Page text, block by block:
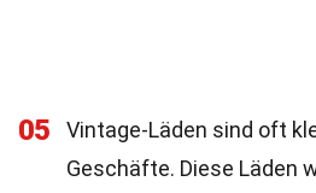
05
Vintage-Läden sind oft
Geschäfte. Diese Läden